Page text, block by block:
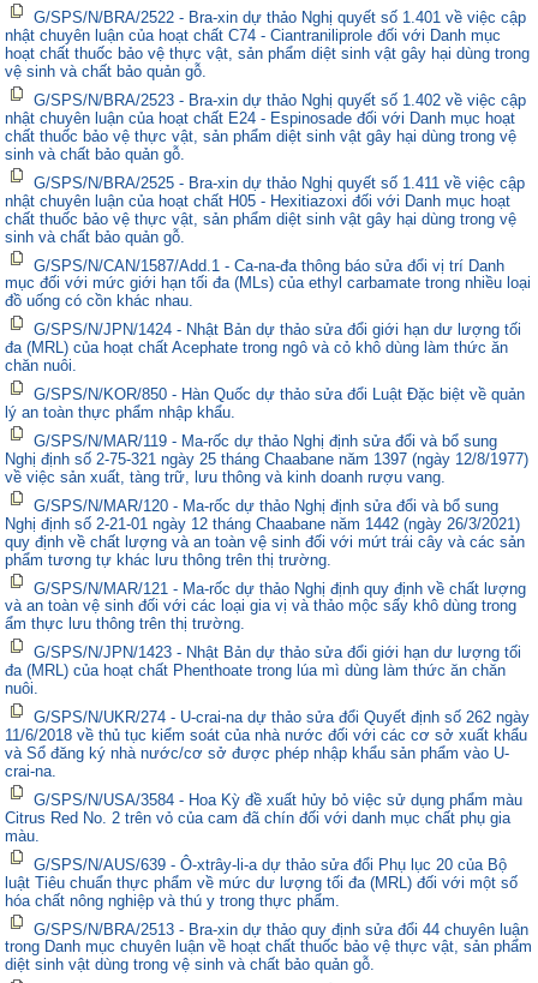
G/SPS/N/BRA/2522 - Bra-xin dự thảo Nghị quyết số 1.401 về việc cập
nhật chuyên luận của hoạt chất C74 - Ciantraniliprole đối với Danh mục
hoạt chất thuốc bảo vệ thực vật, sản phẩm diệt sinh vật gây hại dùng trong
vệ sinh và chất bảo quản gỗ.
G/SPS/N/BRA/2523 - Bra-xin dự thảo Nghị quyết số 1.402 về việc cập
nhật chuyên luận của hoạt chất E24 - Espinosade đối với Danh mục hoạt
chất thuốc bảo vệ thực vật, sản phẩm diệt sinh vật gây hại dùng trong vệ
sinh và chất bảo quản gỗ.
G/SPS/N/BRA/2525 - Bra-xin dự thảo Nghị quyết số 1.411 về việc cập
nhật chuyên luận của hoạt chất H05 - Hexitiazoxi đối với Danh mục hoạt
chất thuốc bảo vệ thực vật, sản phẩm diệt sinh vật gây hại dùng trong vệ
sinh và chất bảo quản gỗ.
G/SPS/N/CAN/1587/Add.1 - Ca-na-đa thông báo sửa đổi vị trí Danh
mục đối với mức giới hạn tối đa (MLs) của ethyl carbamate trong nhiều loại
đồ uống có cồn khác nhau.
G/SPS/N/JPN/1424 - Nhật Bản dự thảo sửa đổi giới hạn dư lượng tối
đa (MRL) của hoạt chất Acephate trong ngô và cỏ khô dùng làm thức ăn
chăn nuôi.
G/SPS/N/KOR/850 - Hàn Quốc dự thảo sửa đổi Luật Đặc biệt về quản
lý an toàn thực phẩm nhập khẩu.
G/SPS/N/MAR/119 - Ma-rốc dự thảo Nghị định sửa đổi và bổ sung
Nghị định số 2-75-321 ngày 25 tháng Chaabane năm 1397 (ngày 12/8/1977)
về việc sản xuất, tàng trữ, lưu thông và kinh doanh rượu vang.
G/SPS/N/MAR/120 - Ma-rốc dự thảo Nghị định sửa đổi và bổ sung
Nghị định số 2-21-01 ngày 12 tháng Chaabane năm 1442 (ngày 26/3/2021)
quy định về chất lượng và an toàn vệ sinh đối với mứt trái cây và các sản
phẩm tương tự khác lưu thông trên thị trường.
G/SPS/N/MAR/121 - Ma-rốc dự thảo Nghị định quy định về chất lượng
và an toàn vệ sinh đối với các loại gia vị và thảo mộc sấy khô dùng trong
ẩm thực lưu thông trên thị trường.
G/SPS/N/JPN/1423 - Nhật Bản dự thảo sửa đổi giới hạn dư lượng tối
đa (MRL) của hoạt chất Phenthoate trong lúa mì dùng làm thức ăn chăn
nuôi.
G/SPS/N/UKR/274 - U-crai-na dự thảo sửa đổi Quyết định số 262 ngày
11/6/2018 về thủ tục kiểm soát của nhà nước đối với các cơ sở xuất khẩu
và Sổ đăng ký nhà nước/cơ sở được phép nhập khẩu sản phẩm vào U-
crai-na.
G/SPS/N/USA/3584 - Hoa Kỳ đề xuất hủy bỏ việc sử dụng phẩm màu
Citrus Red No. 2 trên vỏ của cam đã chín đối với danh mục chất phụ gia
màu.
G/SPS/N/AUS/639 - Ô-xtrây-li-a dự thảo sửa đổi Phụ lục 20 của Bộ
luật Tiêu chuẩn thực phẩm về mức dư lượng tối đa (MRL) đối với một số
hóa chất nông nghiệp và thú y trong thực phẩm.
G/SPS/N/BRA/2513 - Bra-xin dự thảo quy định sửa đổi 44 chuyên luận
trong Danh mục chuyên luận về hoạt chất thuốc bảo vệ thực vật, sản phẩm
diệt sinh vật dùng trong vệ sinh và chất bảo quản gỗ.